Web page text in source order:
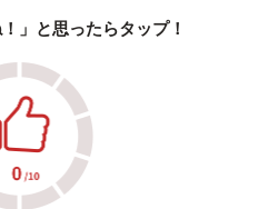
」と思ったらタップ！